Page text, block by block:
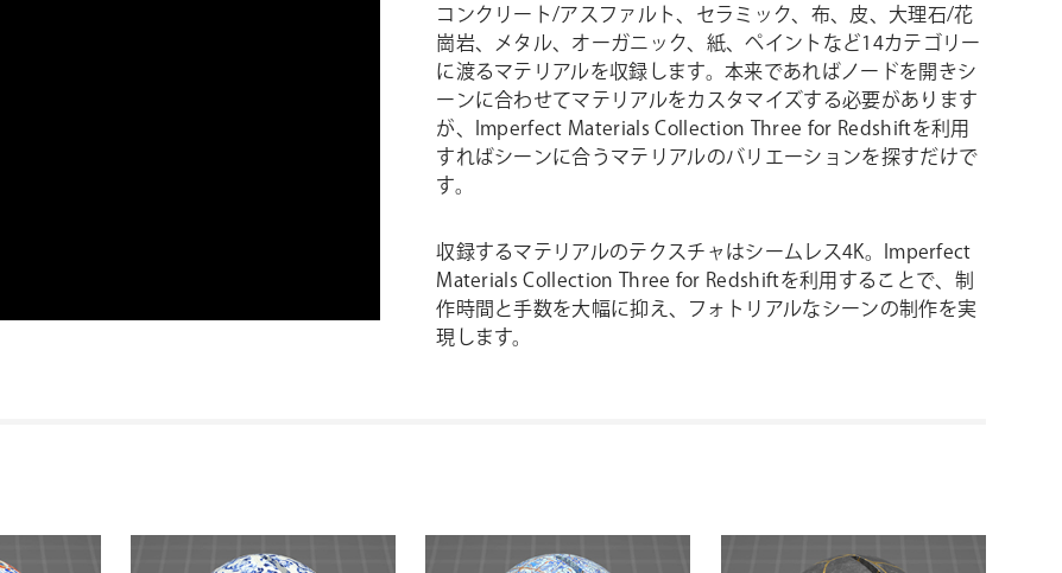
コンクリート/アスファルト、セラミック、布、皮、大理石/花
崗岩、メタル、オーガニック、紙、ペイントなど14カテゴリー
に渡るマテリアルを収録します。本来であればノードを開きシ
ーンに合わせてマテリアルをカスタマイズする必要があります
が、Imperfect Materials Collection Three for Redshiftを利用
すればシーンに合うマテリアルのバリエーションを探すだけで
す。
収録するマテリアルのテクスチャはシームレス4K。Imperfect
Materials Collection Three for Redshiftを利用することで、制
作時間と手数を大幅に抑え、フォトリアルなシーンの制作を実
現します。